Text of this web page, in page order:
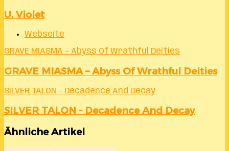
U. Violet
Webseite
GRAVE MIASMA – Abyss Of Wrathful Deities
GRAVE MIASMA – Abyss Of Wrathful Deities
SILVER TALON - Decadence And Decay
SILVER TALON - Decadence And Decay
Ähnliche Artikel